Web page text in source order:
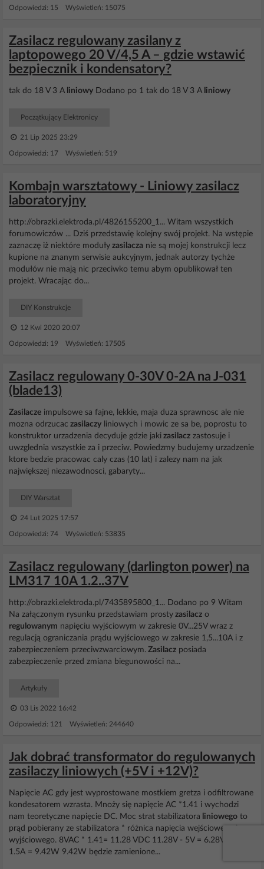
Odpowiedzi: 15 Wyświetleń: 15075
Zasilacz regulowany zasilany z
laptopowego 20 V/4,5 A – gdzie wstawić
bezpiecznik i kondensatory?
tak do 18 V 3 A liniowy Dodano po 1 tak do 18 V 3 A liniowy
Początkujący Elektronicy
21 Lip 2025 23:29
Odpowiedzi: 17 Wyświetleń: 519
Kombajn warsztatowy - Liniowy zasilacz
laboratoryjny
http://obrazki.elektroda.pl/4826155200_1... Witam wszystkich
forumowiczów ... Dziś przedstawię kolejny swój projekt. Na wstępie
zaznaczę iż niektóre moduły zasilacza nie są mojej konstrukcji lecz
kupione na znanym serwisie aukcyjnym, jednak autorzy tychże
modułów nie mają nic przeciwko temu abym opublikował ten
projekt. Wracając do...
DIY Konstrukcje
12 Kwi 2020 20:07
Odpowiedzi: 19 Wyświetleń: 17505
Zasilacz regulowany 0-30V 0-2A na J-031
(blade13)
Zasilacze impulsowe sa fajne, lekkie, maja duza sprawnosc ale nie
mozna odrzucac zasilaczy liniowych i mowic ze sa be, poprostu to
konstruktor urzadzenia decyduje gdzie jaki zasilacz zastosuje i
uwzglednia wszystkie za i przeciw. Powiedzmy budujemy urzadzenie
ktore bedzie pracowac caly czas (10 lat) i zalezy nam na jak
największej niezawodnosci, gabaryty...
DIY Warsztat
24 Lut 2025 17:57
Odpowiedzi: 74 Wyświetleń: 53835
Zasilacz regulowany (darlington power) na
LM317 10A 1.2..37V
http://obrazki.elektroda.pl/7435895800_1... Dodano po 9 Witam
Na załączonym rysunku przedstawiam prosty zasilacz o
regulowanym napięciu wyjściowym w zakresie 0V...25V wraz z
regulacją ograniczania prądu wyjściowego w zakresie 1,5...10A i z
zabezpieczeniem przeciwzwarciowym. Zasilacz posiada
zabezpieczenie przed zmiana biegunowości na...
Artykuły
03 Lis 2022 16:42
Odpowiedzi: 121 Wyświetleń: 244640
Jak dobrać transformator do regulowanych
zasilaczy liniowych (+5V i +12V)?
Napięcie AC gdy jest wyprostowane mostkiem gretza i odfiltrowane
kondesatorem wzrasta. Mnoży się napięcie AC *1.41 i wychodzi
nam teoretyczne napięcie DC. Moc strat stabilizatora liniowego to
prąd pobierany ze stabilizatora * różnica napięcia wejściowego i
wyjściowego. 8VAC * 1.41= 11.28 VDC 11.28V - 5V = 6.28V 6.28V *
1.5A = 9.42W 9.42W będzie zamienione...